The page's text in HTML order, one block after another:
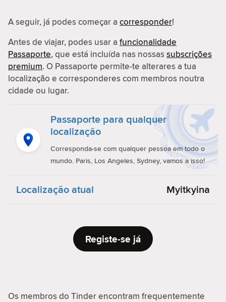
A seguir, já podes começar a corresponder!
Antes de viajar, podes usar a funcionalidade
Passaporte, que está incluída nas nossassubscrições
premium. O Passaporte permite-te alterares a tua
localização e corresponderes com membros noutra
cidade ou lugar.
Passaporte para qualquer
localização
Corresponda-se com qualquer pessoa em todo o
mundo. Paris, Los Angeles, Sydney, vamos a isso!
Localização atual Myitkyina
Registe-se já
Os membros do Tinder encontram frequentemente